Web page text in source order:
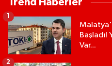
Trend Haberler
Başladı!
Var...
1
2